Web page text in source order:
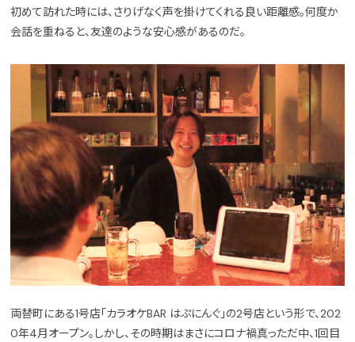
初めて訪れた時には、さりげなく声を掛けてくれる良い距離感。何度か
会話を重ねると、友達のような安心感があるのだ。
両替町にある1号店「カラオケBAR はぷにんぐ」の2号店という形で、202
0年4月オープン。しかし、その時期はまさにコロナ禍真っただ中、1回目